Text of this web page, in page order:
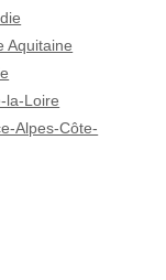
Aquitaine
la-Loire
Alpes-Côte-